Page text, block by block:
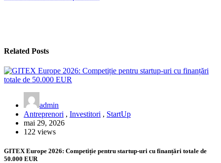
Related Posts
admin
Antreprenori , Investitori , StartUp
mai 29, 2026
122 views
GITEX Europe 2026: Competiție pentru startup-uri cu finanțări totale de
50.000 EUR